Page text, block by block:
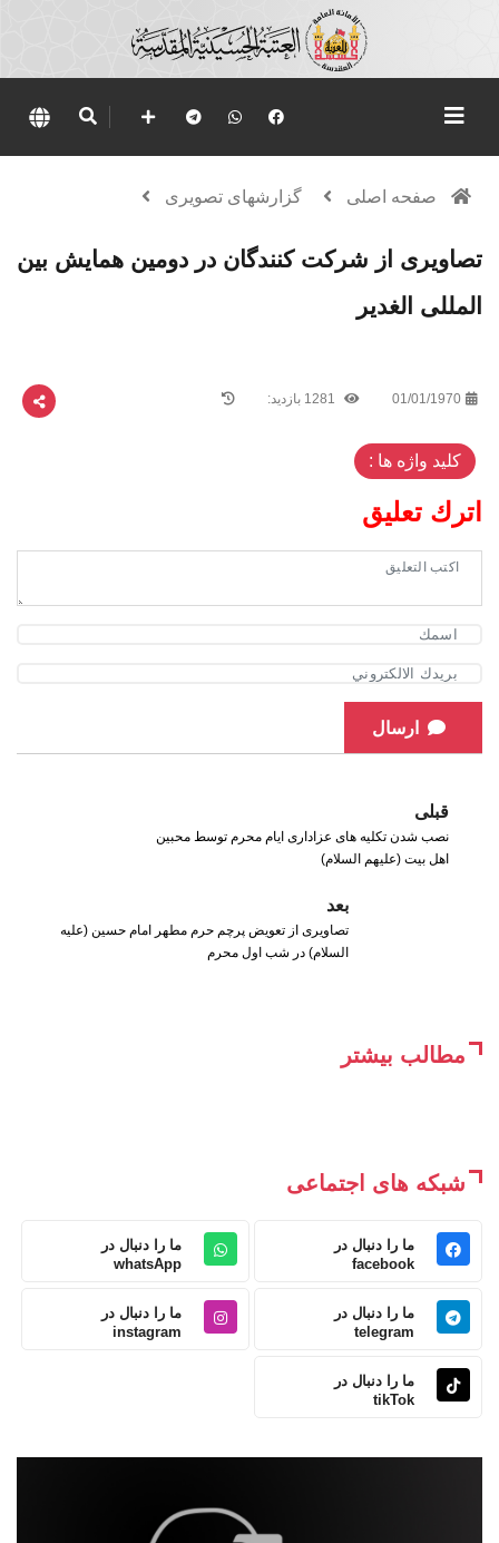
صفحه اصلی گزارشهای تصویری
تصاویری از شرکت کنندگان در دومین همایش بین
المللی الغدیر
01/01/1970
کلید واژه ها :
اترك تعليق
ارسال
قبلی
نصب شدن تکلیه های عزاداری ایام محرم توسط محبین
اهل بیت (علیهم السلام)
بعد
تصاویری از تعویض پرچم حرم مطهر امام حسین (علیه
السلام) در شب اول محرم
مطالب بیشتر
شبکه های اجتماعی
ما را دنبال در
facebook
ما را دنبال در
whatsApp
ما را دنبال در
telegram
ما را دنبال در
instagram
ما را دنبال در
tikTok